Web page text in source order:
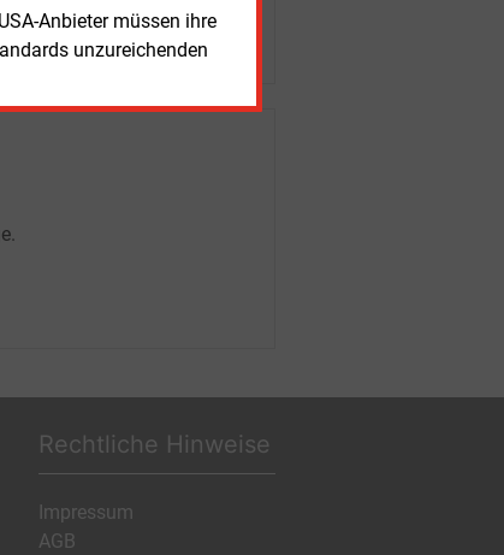
Anbieter müssen ihre
unzureichenden
Rechtliche Hinweise
Impressum
AGB